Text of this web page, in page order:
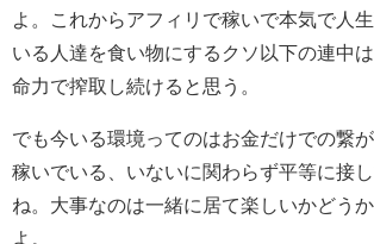
よ。これからアフィリで稼いで本気で人
いる人達を食い物にするクソ以下の連中
命力で搾取し続けると思う。
でも今いる環境ってのはお金だけでの繋が
稼いでいる、いないに関わらず平等に接
ね。大事なのは一緒に居て楽しいかどう
よ。